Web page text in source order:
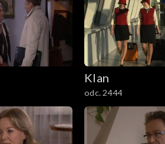
301–400
201–300
101–200
1–100
Klan
odc. 2444